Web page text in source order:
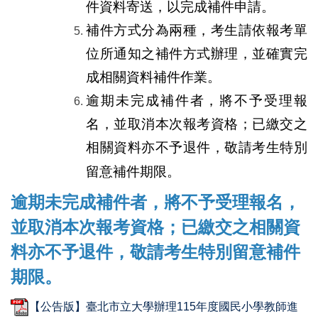
件資料寄送，以完成補件申請。
補件方式分為兩種，考生請依報考單
位所通知之補件方式辦理，並確實完
成相關資料補件作業。
逾期未完成補件者，將不予受理報
名，並取消本次報考資格；已繳交之
相關資料亦不予退件，敬請考生特別
留意補件期限。
逾期未完成補件者，將不予受理報名，
並取消本次報考資格；已繳交之相關資
料亦不予退件，敬請考生特別留意補件
期限。
【公告版】臺北市立大學辦理115年度國民小學教師進